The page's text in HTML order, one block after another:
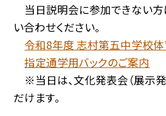
当日説明会に参加できない方
い合わせください。
令和8年度 志村第五中学校
指定通学用バックのご案内
※当日は、文化発表会（展示
だけます。